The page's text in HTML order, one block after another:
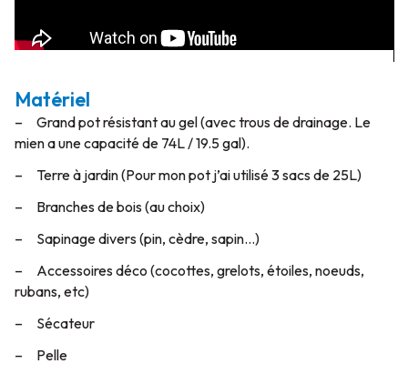
Matériel
– Grand pot résistant au gel (avec trous de drainage. Le
mien a une capacité de 74L / 19.5 gal).
– Terre à jardin (Pour mon pot j’ai utilisé 3 sacs de 25L)
– Branches de bois (au choix)
– Sapinage divers (pin, cèdre, sapin…)
– Accessoires déco (cocottes, grelots, étoiles, noeuds,
rubans, etc)
– Sécateur
– Pelle